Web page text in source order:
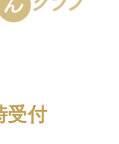
受付